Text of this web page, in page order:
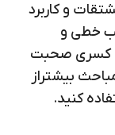
و کاربرد
خطی و
کسری صحبت
بیشتراز
کنید.